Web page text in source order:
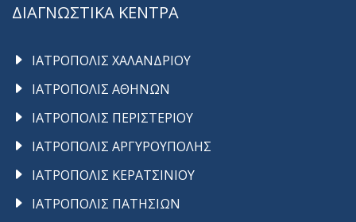
ΔΙΑΓΝΩΣΤΙΚΑ ΚΕΝΤΡΑ
ΙΑΤΡΟΠΟΛΙΣ ΧΑΛΑΝΔΡΙΟΥ
ΙΑΤΡΟΠΟΛΙΣ ΑΘΗΝΩΝ
ΙΑΤΡΟΠΟΛΙΣ ΠΕΡΙΣΤΕΡΙΟΥ
ΙΑΤΡΟΠΟΛΙΣ ΑΡΓΥΡΟΥΠΟΛΗΣ
ΙΑΤΡΟΠΟΛΙΣ ΚΕΡΑΤΣΙΝΙΟΥ
ΙΑΤΡΟΠΟΛΙΣ ΠΑΤΗΣΙΩΝ